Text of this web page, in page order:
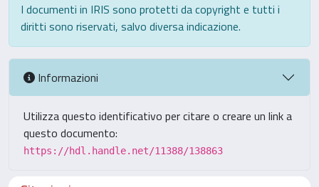
I documenti in IRIS sono protetti da copyright e tutti i
diritti sono riservati, salvo diversa indicazione.
Informazioni
Utilizza questo identificativo per citare o creare un link a
questo documento:
https://hdl.handle.net/11388/138863